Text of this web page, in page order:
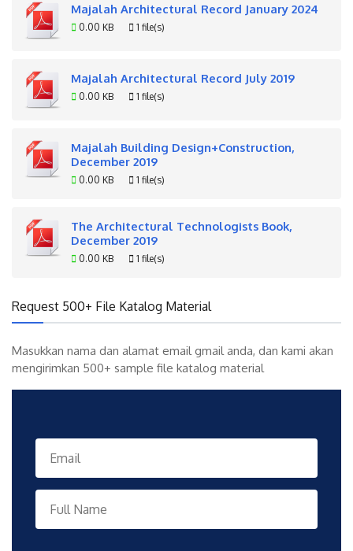
Majalah Architectural Record January 2024
0.00 KB 1 file(s)
Majalah Architectural Record July 2019
0.00 KB 1 file(s)
Majalah Building Design+Construction,
December 2019
0.00 KB 1 file(s)
The Architectural Technologists Book,
December 2019
0.00 KB 1 file(s)
Request 500+ File Katalog Material
Masukkan nama dan alamat email gmail anda, dan kami akan
mengirimkan 500+ sample file katalog material